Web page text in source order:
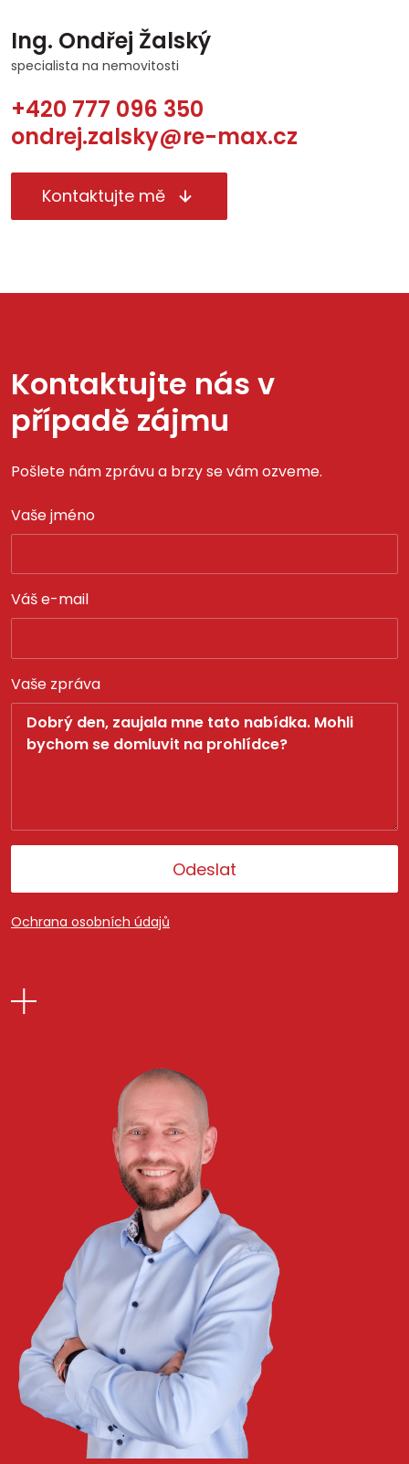
Ing. Ondřej Žalský
specialista na nemovitosti
+420 777 096 350
ondrej.zalsky@re-max.cz
Kontaktujte mě
Kontaktujte nás v
případě zájmu
Pošlete nám zprávu a brzy se vám ozveme.
Vaše jméno
Váš e-mail
Vaše zpráva
Odeslat
Ochrana osobních údajů